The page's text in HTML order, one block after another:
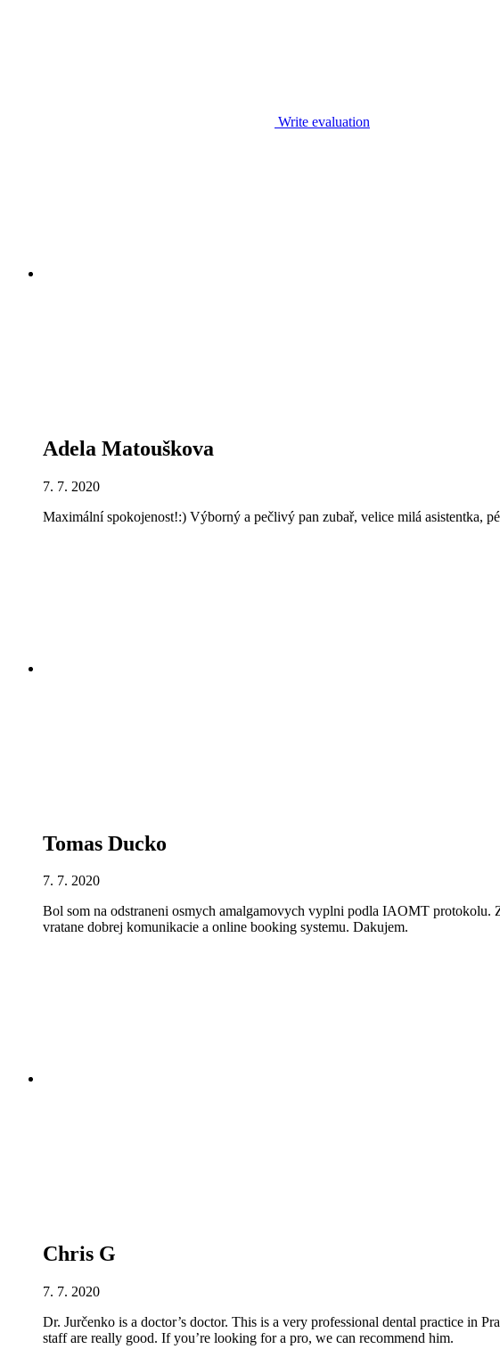
Write evaluation
Adela Matouškova
7. 7. 2020
Maximální spokojenost!:) Výborný a pečlivý pan zubař, velice milá asistentka,
Tomas Ducko
7. 7. 2020
Bol som na odstraneni osmych amalgamovych vyplni podla IAOMT
vratane dobrej komunikacie a online booking systemu. Dakujem.
Chris G
7. 7. 2020
Dr. Jurčenko is a doctor’s doctor. This is a very professional dental practice in
staff are really good. If you’re looking for a pro, we can recommend him.